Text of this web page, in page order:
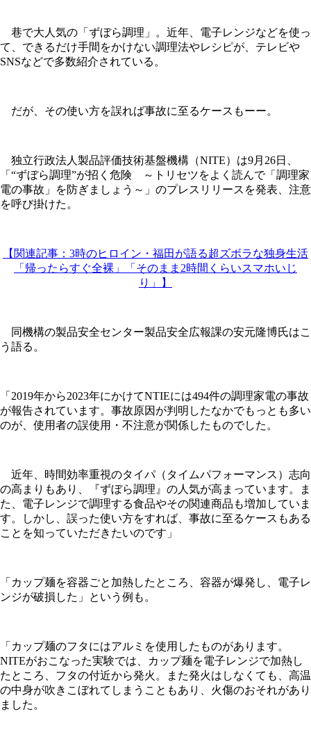
巷で大人気の「ずぼら調理」。近年、電子レンジなどを使っ
て、できるだけ手間をかけない調理法やレシピが、テレビや
SNSなどで多数紹介されている。
だが、その使い方を誤れば事故に至るケースもーー。
独立行政法人製品評価技術基盤機構（NITE）は9月26日、
「“ずぼら調理”が招く危険 ～トリセツをよく読んで「調理家
電の事故」を防ぎましょう～」のプレスリリースを発表、注意
を呼び掛けた。
【関連記事：3時のヒロイン・福田が語る超ズボラな独身生活
「帰ったらすぐ全裸」「そのまま2時間くらいスマホいじ
り」】
同機構の製品安全センター製品安全広報課の安元隆博氏はこ
う語る。
「2019年から2023年にかけてNTIEには494件の調理家電の事故
が報告されています。事故原因が判明したなかでもっとも多い
のが、使用者の誤使用・不注意が関係したものでした。
近年、時間効率重視のタイパ（タイムパフォーマンス）志向
の高まりもあり、『ずぼら調理』の人気が高まっています。ま
た、電子レンジで調理する食品やその関連商品も増加していま
す。しかし、誤った使い方をすれば、事故に至るケースもある
ことを知っていただきたいのです」
「カップ麺を容器ごと加熱したところ、容器が爆発し、電子レ
ンジが破損した」という例も。
「カップ麺のフタにはアルミを使用したものがあります。
NITEがおこなった実験では、カップ麺を電子レンジで加熱し
たところ、フタの付近から発火。また発火はしなくても、高温
の中身が吹きこぼれてしまうこともあり、火傷のおそれがあり
ました。